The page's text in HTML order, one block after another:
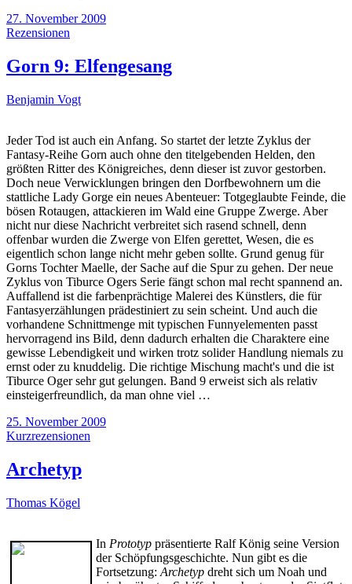
27. November 2009
Rezensionen
Gorn 9: Elfengesang
Benjamin Vogt
Jeder Tod ist auch ein Anfang. So startet der letzte Zyklus der
Fantasy-Reihe Gorn auch ohne den titelgebenden Helden, den
größten Ritter des Königreiches, denn dieser ist zuvor gestorben.
Doch neue Verwicklungen bringen den Dorfbewohnern um die
stattliche Lady Gorge ein neues Abenteuer: Totgeglaubte Feinde, die
bösen Rotaugen, attackieren im Wald eine Gruppe Zwerge. Aber
nicht nur diese Nachricht verbreitet sich rasend schnell, denn
offenbar wurden die Zwerge von Elfen gerettet, Wesen, die es
eigentlich schon lange nicht mehr geben sollte. Grund genug für
Gorns Tochter Maelle, der Sache auf die Spur zu gehen. Der neue
Zyklus von Tiburce Ogers Serie fängt schon mal recht spannend an.
Auffallend ist die farbenprächtige Malerei des Künstlers, die für
Fantasyerzählungen prädestiniert zu sein scheint. Und auch die
vorhandene Schnittmenge mit typischen Funnyelementen passt
hervorragend ins Bild, denn dadurch erhalten die Charaktere eine
gewisse Lebendigkeit und wirken trotz solider Handlung niemals zu
ernst oder zu knuddelig. Die richtige Mischung macht's und die ist
Tiburce Oger sehr gut gelungen. Band 9 erweist sich als relativ
einsteigerfreundlich, da man ohne viel …
25. November 2009
Kurzrezensionen
Archetyp
Thomas Kögel
In Prototyp präsentierte Ralf König seine Version
der Schöpfungsgeschichte. Nun gibt es die
Fortsetzung: Archetyp dreht sich um Noah und